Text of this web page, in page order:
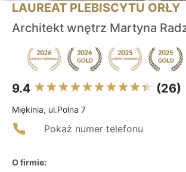
LAUREAT PLEBISCYTU ORŁY
Architekt wnętrz Martyna
9.4 (26)
Miękinia, ul.Polna 7
Pokaż numer telefonu
O firmie: